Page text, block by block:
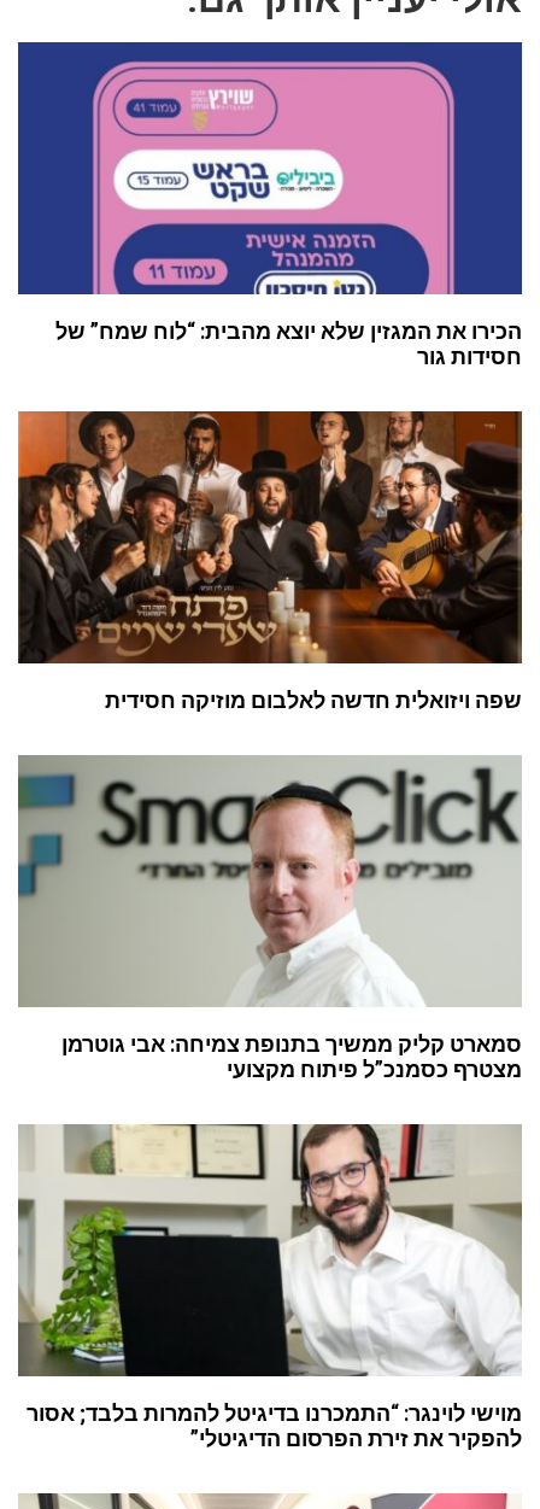
הכירו את המגזין שלא יוצא מהבית: “לוח שמח” של
חסידות גור
שפה ויזואלית חדשה לאלבום מוזיקה חסידית
סמארט קליק ממשיך בתנופת צמיחה: אבי גוטרמן
מצטרף כסמנכ”ל פיתוח מקצועי
מוישי לוינגר: “התמכרנו בדיגיטל להמרות בלבד; אסור
להפקיר את זירת הפרסום הדיגיטלי”